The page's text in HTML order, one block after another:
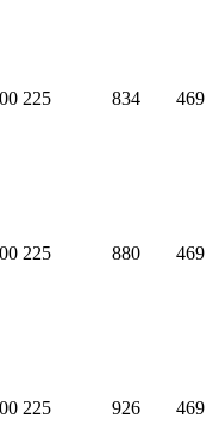
225 834 469
225 880 469
225 926 469